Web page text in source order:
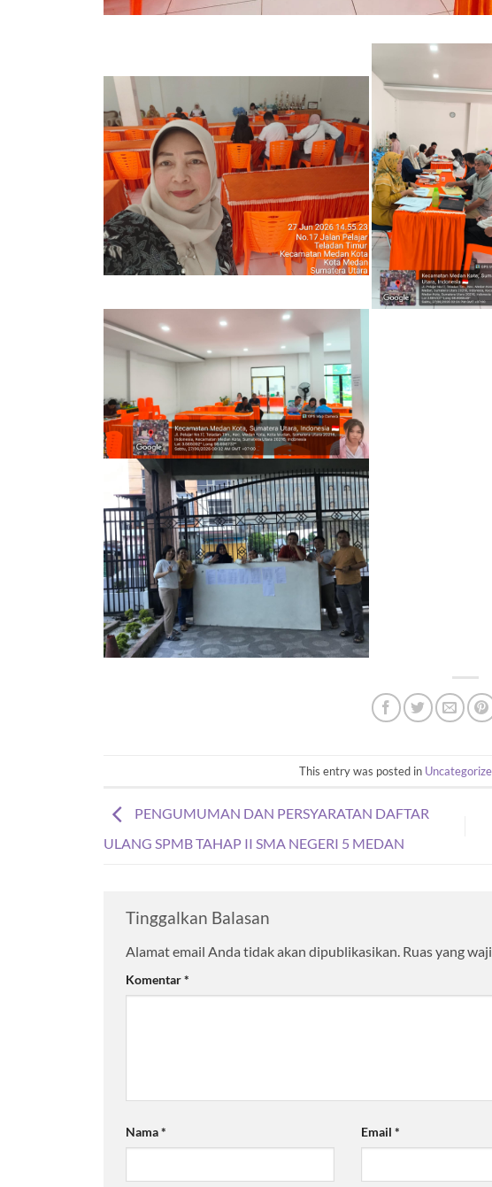
This entry was posted in
PENGUMUMAN DAN PERSYARATAN DAFTAR
ULANG SPMB TAHAP II SMA NEGERI 5 MEDAN
Tinggalkan Balasan
Alamat email Anda tidak akan dipublikasikan. Ruas yang
Komentar*
Nama* Email *